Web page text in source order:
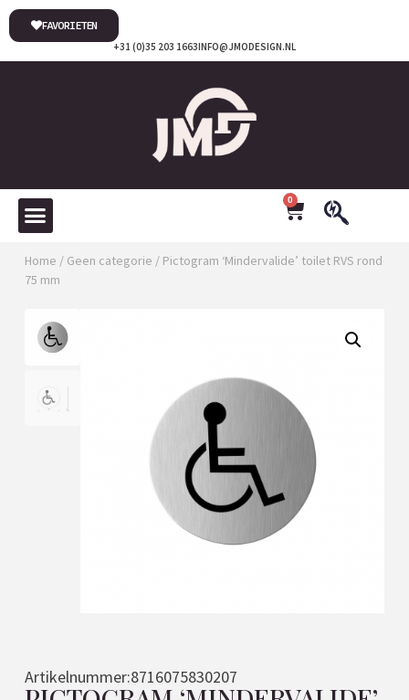
INFO@JMODESIGN.NL
+31 (0)35 203 1663
FAVORIETEN
0
Home / Geen categorie / Pictogram ‘Mindervalide’ toilet RVS rond
75 mm
Artikelnummer:8716075830207